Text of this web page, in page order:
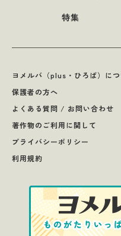
特集
ヨメルバ（plus・ひろば）に
保護者の方へ
よくある質問 / お問い合わせ
著作物のご利用に関して
プライバシーポリシー
利用規約